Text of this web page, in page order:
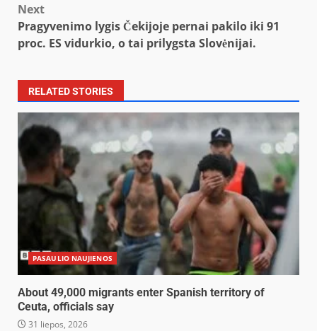
Next
Pragyvenimo lygis Čekijoje pernai pakilo iki 91
proc. ES vidurkio, o tai prilygsta Slovėnijai.
RELATED STORIES
PASAULIO NAUJIENOS
About 49,000 migrants enter Spanish territory of
Ceuta, officials say
31 liepos, 2026